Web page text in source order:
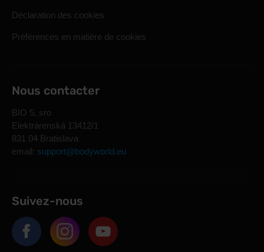
Déclaration des cookies
Préférences en matière de cookies
Nous contacter
BIO 5, sro
Elektrárenská 13412/1
831 04 Bratislava
email: support@bodyworld.eu
Suivez-nous